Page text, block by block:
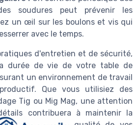
soudures peut prévenir les
un œil sur les boulons et vis qui
avec le temps.
d'entretien et de sécurité,
durée de vie de votre table de
un environnement de travail
Que vous utilisiez des
Tig ou Mig Mag, une attention
contribuera à maintenir la